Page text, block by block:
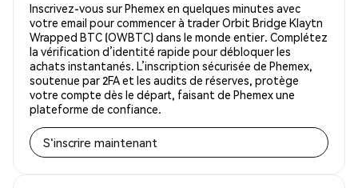
Inscrivez-vous sur Phemex en quelques minutes avec
votre email pour commencer à trader Orbit Bridge Klaytn
Wrapped BTC (OWBTC) dans le monde entier. Complétez
la vérification d’identité rapide pour débloquer les
achats instantanés. L’inscription sécurisée de Phemex,
soutenue par 2FA et les audits de réserves, protège
votre compte dès le départ, faisant de Phemex une
plateforme de confiance.
S'inscrire maintenant